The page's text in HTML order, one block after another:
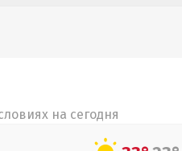
на сегодня